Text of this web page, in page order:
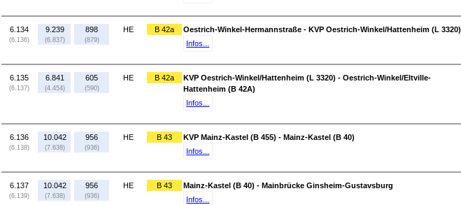
6.134
(6.136)
9.239
(6.837)
898
(879)
HE B 42a
Oestrich-Winkel-Hermannstraße - KVP Oestrich-Winkel/Hattenheim (L 3320)
Infos...
6.135
(6.137)
6.841
(4.454)
605
(590)
HE B 42a
KVP Oestrich-Winkel/Hattenheim (L 3320) - Oestrich-Winkel/Eltville-
Hattenheim (B 42A)
Infos...
6.136
(6.138)
10.042
(7.638)
956
(936)
HE B 43
KVP Mainz-Kastel (B 455) - Mainz-Kastel (B 40)
Infos...
6.137
(6.139)
10.042
(7.638)
956
(936)
HE B 43
Mainz-Kastel (B 40) - Mainbrücke Ginsheim-Gustavsburg
Infos...